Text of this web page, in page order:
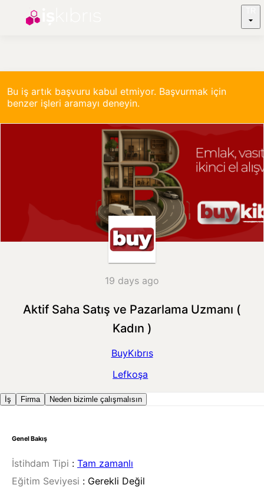
Bu iş artık başvuru kabul etmiyor. Başvurmak için
benzer işleri aramayı deneyin.
19 days ago
Aktif Saha Satış ve Pazarlama Uzmanı (
Kadın )
BuyKıbrıs
Lefkoşa
İş Firma Neden bizimle çalışmalısın
Genel Bakış
İstihdam Tipi : Tam zamanlı
Eğitim Seviyesi : Gerekli Değil